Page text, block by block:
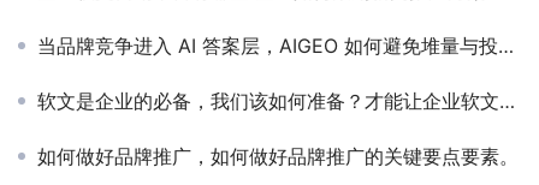
当品牌竞争进入 AI 答案层，AIGEO 如何避免堆量与投机陷阱？
软文是企业的必备，我们该如何准备？才能让企业软文信手拈来？
如何做好品牌推广，如何做好品牌推广的关键要点要素。